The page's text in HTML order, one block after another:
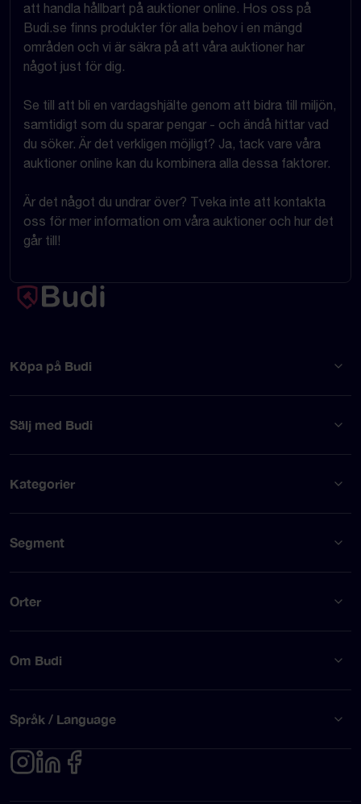
att handla hållbart på auktioner online. Hos oss på
Budi.se finns produkter för alla behov i en mängd
områden och vi är säkra på att våra auktioner har
något just för dig.
Se till att bli en vardagshjälte genom att bidra till miljön,
samtidigt som du sparar pengar - och ändå hittar vad
du söker. Är det verkligen möjligt? Ja, tack vare våra
auktioner online kan du kombinera alla dessa faktorer.
Är det något du undrar över? Tveka inte att kontakta
oss för mer information om våra auktioner och hur det
går till!
Köpa på Budi
Sälj med Budi
Kategorier
Segment
Orter
Om Budi
Språk / Language